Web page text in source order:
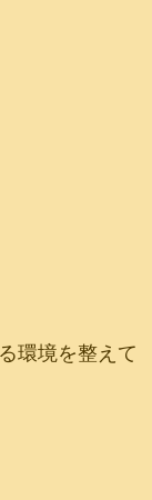
環境を整えて